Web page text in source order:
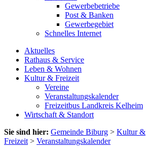
Gewerbebetriebe
Post & Banken
Gewerbegebiet
Schnelles Internet
Aktuelles
Rathaus & Service
Leben & Wohnen
Kultur & Freizeit
Vereine
Veranstaltungskalender
Freizeitbus Landkreis Kelheim
Wirtschaft & Standort
Sie sind hier: Gemeinde Biburg > Kultur &
Freizeit > Veranstaltungskalender